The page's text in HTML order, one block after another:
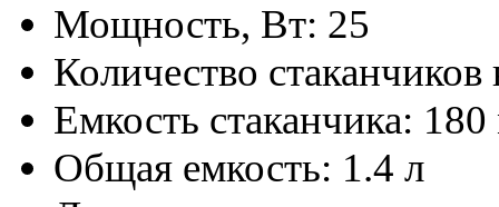
Мощность, Вт: 25
Количество стаканчиков
Емкость стаканчика:
Общая емкость: 1.4 л